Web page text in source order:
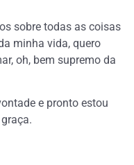
sobre todas as coisas
minha vida, quero
oh, bem supremo da
e pronto estou